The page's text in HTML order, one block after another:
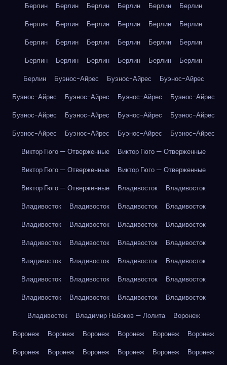
Берлин Берлин Берлин Берлин Берлин
Берлин
Берлин
Берлин Берлин Берлин Берлин
Берлин
Берлин
Берлин Берлин Берлин Берлин
Берлин
Берлин
Берлин Берлин Берлин Берлин
Берлин
Берлин
Буэнос-Айрес Буэнос-Айрес
Буэнос-Айрес
Буэнос-Айрес
Буэнос-Айрес Буэнос-Айрес
Буэнос-Айрес
Буэнос-Айрес
Буэнос-Айрес Буэнос-Айрес
Буэнос-Айрес
Буэнос-Айрес
Буэнос-Айрес Буэнос-Айрес
Буэнос-Айрес
Виктор Гюго — Отверженные
Виктор Гюго — Отверженные
Виктор Гюго — Отверженные
Виктор Гюго — Отверженные
Виктор Гюго — Отверженные
Владивосток
Владивосток
Владивосток
Владивосток Владивосток
Владивосток
Владивосток
Владивосток Владивосток
Владивосток
Владивосток
Владивосток Владивосток
Владивосток
Владивосток
Владивосток Владивосток
Владивосток
Владивосток
Владивосток Владивосток
Владивосток
Владивосток
Владивосток Владивосток
Владивосток
Владивосток
Владимир Набоков — Лолита
Воронеж
Воронеж
Воронеж Воронеж Воронеж Воронеж
Воронеж
Воронеж
Воронеж Воронеж Воронеж Воронеж
Воронеж